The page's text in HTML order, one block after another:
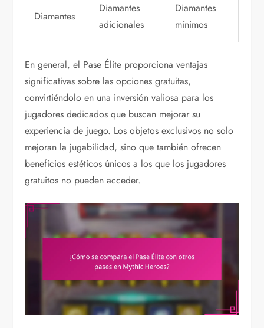
Diamantes
Diamantes
adicionales
Diamantes
mínimos
En general, el Pase Élite proporciona ventajas
significativas sobre las opciones gratuitas,
convirtiéndolo en una inversión valiosa para los
jugadores dedicados que buscan mejorar su
experiencia de juego. Los objetos exclusivos no solo
mejoran la jugabilidad, sino que también ofrecen
beneficios estéticos únicos a los que los jugadores
gratuitos no pueden acceder.